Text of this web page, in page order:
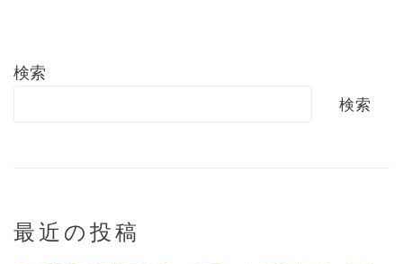
検索
検索
最近の投稿